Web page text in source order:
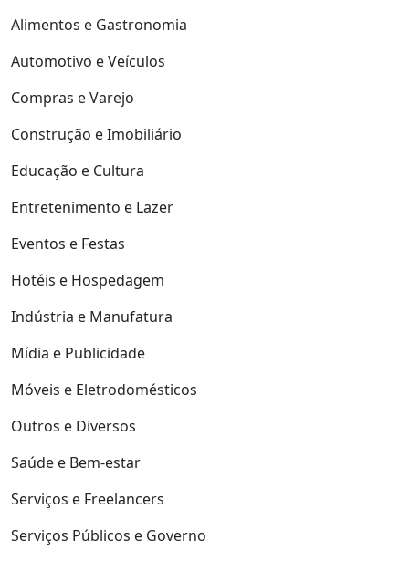
Alimentos e Gastronomia
Automotivo e Veículos
Compras e Varejo
Construção e Imobiliário
Educação e Cultura
Entretenimento e Lazer
Eventos e Festas
Hotéis e Hospedagem
Indústria e Manufatura
Mídia e Publicidade
Móveis e Eletrodomésticos
Outros e Diversos
Saúde e Bem-estar
Serviços e Freelancers
Serviços Públicos e Governo